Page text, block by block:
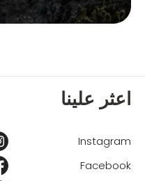
اعثر علينا
Instagram
Facebook